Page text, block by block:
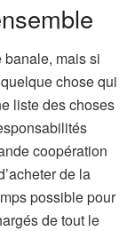
banale, mais si
chose qui
liste des choses
coopération
de la
possible pour
de tout le